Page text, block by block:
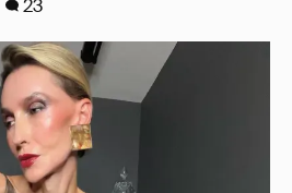
52-летняя Наталья
фигуру в "голых"